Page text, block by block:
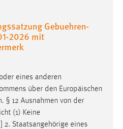
Gebuehren-
2026 mit
eines anderen
über den Europäischen
§ 12 Ausnahmen von der
(1) Keine
2. Staatsangehörige eines